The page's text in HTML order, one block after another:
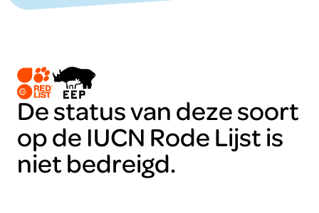
De status van deze soort
op de IUCN Rode Lijst is
niet bedreigd.